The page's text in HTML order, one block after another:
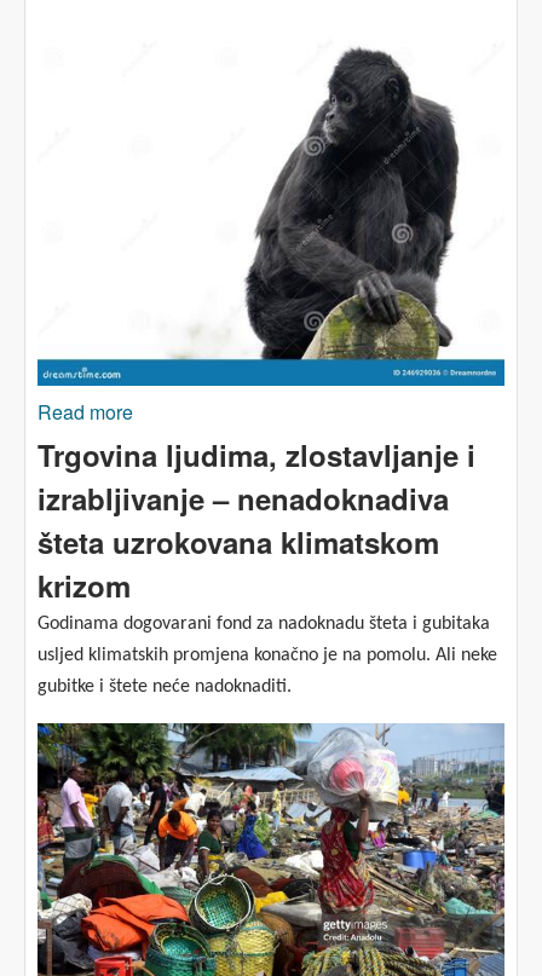
Read more
izumiranja
Trgovina ljudima, zlostavljanje i
izrabljivanje – nenadoknadiva
šteta uzrokovana klimatskom
krizom
Godinama dogovarani fond za nadoknadu šteta i gubitaka
usljed klimatskih promjena konačno je na pomolu. Ali neke
gubitke i štete neće nadoknaditi.